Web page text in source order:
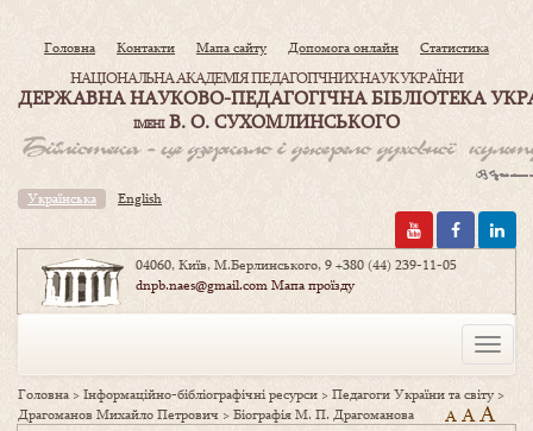
Головна Контакти Мапа сайту Допомога онлайн Статистика
НАЦІОНАЛЬНА АКАДЕМІЯ ПЕДАГОГІЧНИХ НАУК УКРАЇНИ
ДЕРЖАВНА НАУКОВО-ПЕДАГОГІЧНА БІБЛІОТЕКА
ІМЕНІВ. О. СУХОМЛИНСЬКОГО
Українська English
04060, Київ, М.Берлинського, 9+380 (44) 239-11-05
dnpb.naes@gmail.comМапа проїзду
Toggle
Головна >Інформаційно-бібліографічні ресурси >Педагоги України та світу>
Драгоманов Михайло Петрович >Біографія М. П. Драгоманова A AA